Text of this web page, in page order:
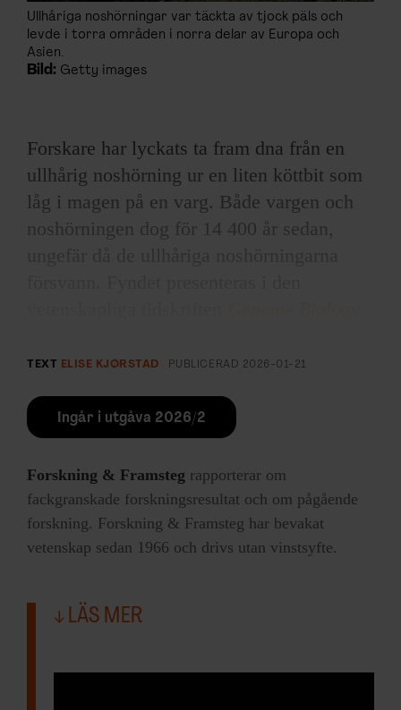
Ullhåriga noshörningar var täckta av tjock päls och
levde i torra områden i norra delar av Europa och
Asien.
Bild: Getty images
Forskare har lyckats ta fram dna från en
ullhårig noshörning ur en liten köttbit som
låg i magen på en varg. Både vargen och
noshörningen dog för 14 400 år sedan,
noshörningar som levde tidigare och
resultaten var överraskande.
– Så vitt vi vet är detta det yngsta ullhåriga
noshörningsexemplar som vi har ett genom
från, säger Camilo Chacón-Duque, en av
forskarna bakom studien, tillThe
TEXT ELISE KJØRSTAD PUBLICERAD 2026-01-21
Ingår i utgåva 2026/2
Forskning & Framsteg rapporterar om
fackgranskade forskningsresultat och om pågående
forskning. Forskning & Framsteg har bevakat
vetenskap sedan 1966 och drivs utan vinstsyfte.
LÄS MER